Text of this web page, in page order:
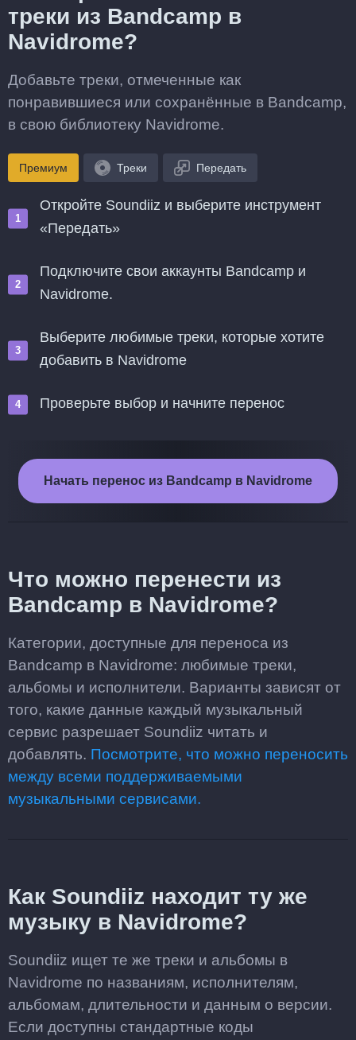
треки из Bandcamp в
Navidrome?
Добавьте треки, отмеченные как
понравившиеся или сохранённые в Bandcamp,
в свою библиотеку Navidrome.
Премиум Треки Передать
Откройте Soundiiz и выберите инструмент
«Передать»
Подключите свои аккаунты Bandcamp и
Navidrome.
Выберите любимые треки, которые хотите
добавить в Navidrome
Проверьте выбор и начните перенос
Начать перенос из Bandcamp в Navidrome
Что можно перенести из
Bandcamp в Navidrome?
Категории, доступные для переноса из
Bandcamp в Navidrome: любимые треки,
альбомы и исполнители. Варианты зависят от
того, какие данные каждый музыкальный
сервис разрешает Soundiiz читать и
добавлять. Посмотрите, что можно переносить
между всеми поддерживаемыми
музыкальными сервисами.
Как Soundiiz находит ту же
музыку в Navidrome?
Soundiiz ищет те же треки и альбомы в
Navidrome по названиям, исполнителям,
альбомам, длительности и данным о версии.
Если доступны стандартные коды